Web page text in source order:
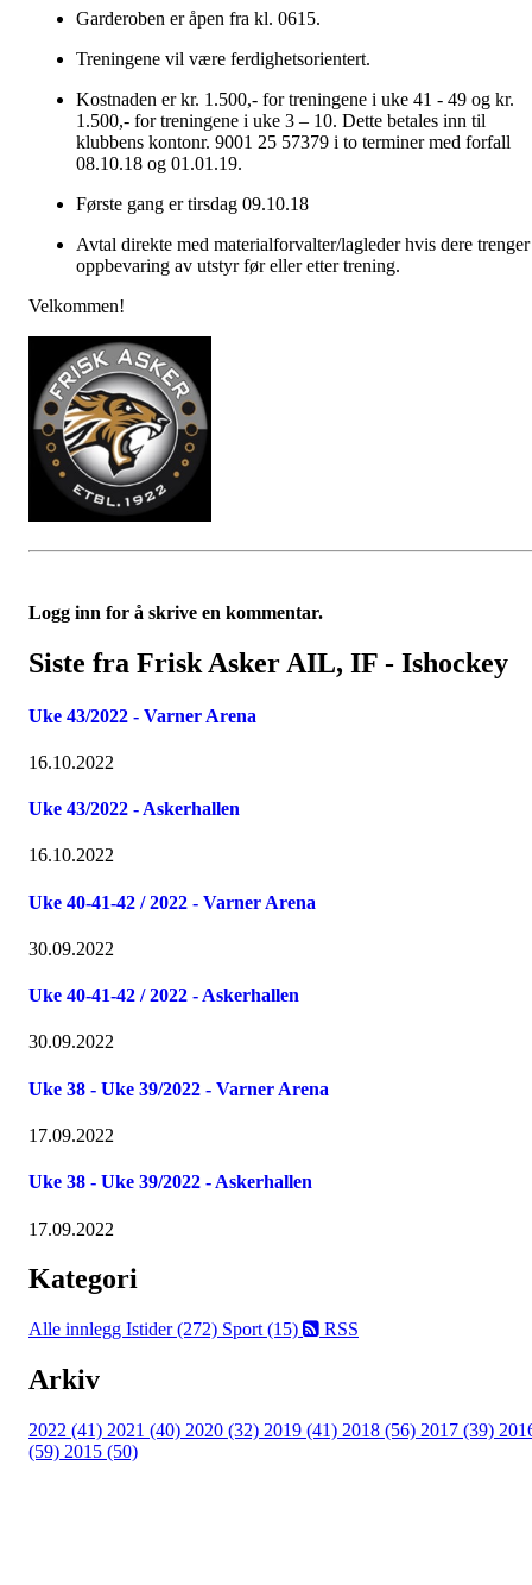
Garderoben er åpen fra kl. 0615.
Treningene vil være ferdighetsorientert.
Kostnaden er kr. 1.500,- for treningene i uke 41 - 49 og kr.
1.500,- for treningene i uke 3 – 10. Dette betales inn til
klubbens kontonr. 9001 25 57379 i to terminer med forfall
08.10.18 og 01.01.19.
Første gang er tirsdag 09.10.18
Avtal direkte med materialforvalter/lagleder hvis dere trenger
oppbevaring av utstyr før eller etter trening.
Velkommen!
Logg inn for å skrive en kommentar.
Siste fra Frisk Asker AIL, IF - Ishockey
Uke 43/2022 - Varner Arena
16.10.2022
Uke 43/2022 - Askerhallen
16.10.2022
Uke 40-41-42 / 2022 - Varner Arena
30.09.2022
Uke 40-41-42 / 2022 - Askerhallen
30.09.2022
Uke 38 - Uke 39/2022 - Varner Arena
17.09.2022
Uke 38 - Uke 39/2022 - Askerhallen
17.09.2022
Kategori
Alle innlegg Istider (272) Sport (15) RSS
Arkiv
2022 (41) 2021 (40) 2020 (32) 2019 (41) 2018 (56) 2017 (39)
(59) 2015 (50)